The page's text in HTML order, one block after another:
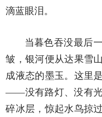
滴蓝眼泪。
当暮色吞没最后
皱，银河便从达果雪
成液态的墨玉。这里
——没有路灯、没有
碎冰层，惊起水鸟掠